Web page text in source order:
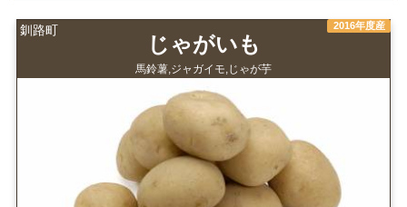
釧路町 2016年度産
じゃがいも
馬鈴薯,ジャガイモ,じゃが芋